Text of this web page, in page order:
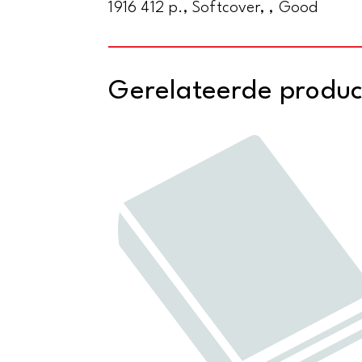
1916 412 p., Softcover, , Good
Gerelateerde